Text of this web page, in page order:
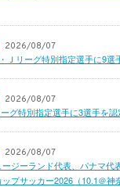
2026/08/07
Ｊリーグ特別指定選手に9
2026/08/07
グ特別指定選手に3選手を
2026/08/07
ジーランド代表、パナマ代
プサッカー2026（10.1＠神